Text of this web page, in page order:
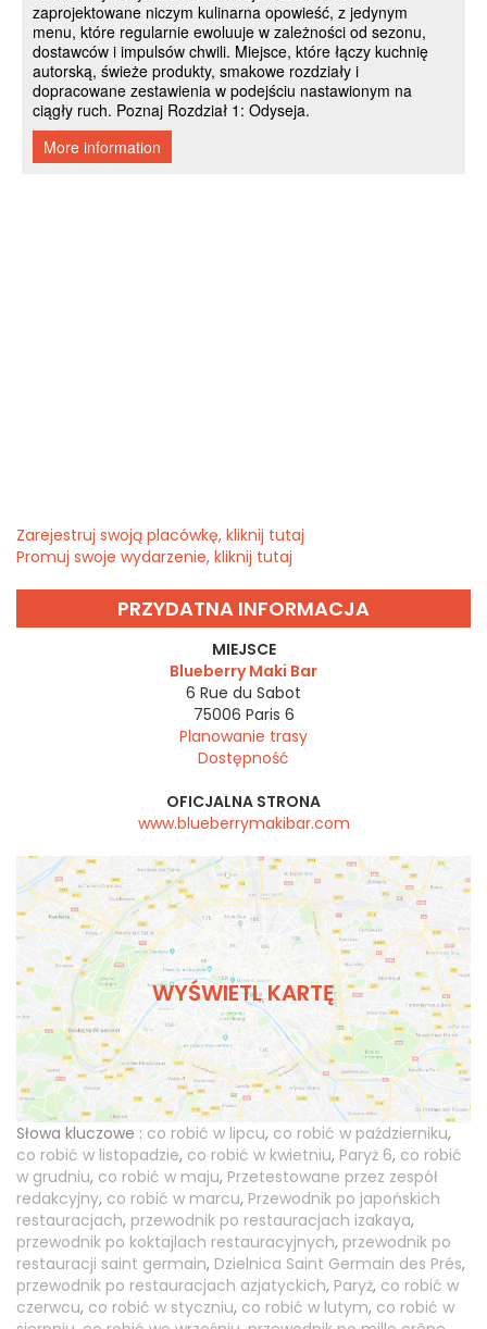
Zarejestruj swoją placówkę, kliknij tutaj
Promuj swoje wydarzenie, kliknij tutaj
PRZYDATNA INFORMACJA
MIEJSCE
Blueberry Maki Bar
6 Rue du Sabot
75006 Paris 6
Planowanie trasy
Dostępność
OFICJALNA STRONA
www.blueberrymakibar.com
WYŚWIETL KARTĘ
Słowa kluczowe : co robić w lipcu, co robić w październiku,
co robić w listopadzie, co robić w kwietniu, Paryż 6, co robić
w grudniu, co robić w maju, Przetestowane przez zespół
redakcyjny, co robić w marcu, Przewodnik po japońskich
restauracjach, przewodnik po restauracjach izakaya,
przewodnik po koktajlach restauracyjnych, przewodnik po
restauracji saint germain, Dzielnica Saint Germain des Prés,
przewodnik po restauracjach azjatyckich, Paryż, co robić w
czerwcu, co robić w styczniu, co robić w lutym, co robić w